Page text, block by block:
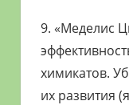
9. «Меделис
химикатов.
их развития